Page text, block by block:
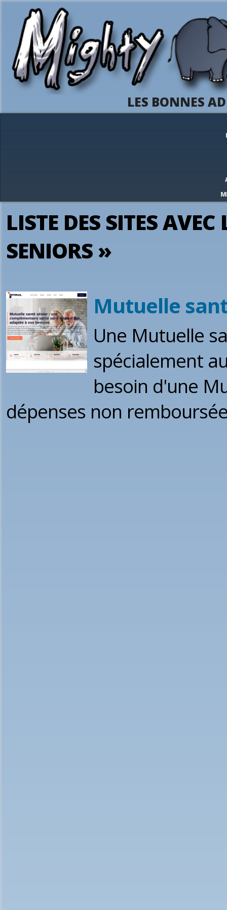
LES BONNES
LISTE DES SITES
SENIORS »
Mutuelle
Une Mutuelle
spécialement
besoin d'une
dépenses non